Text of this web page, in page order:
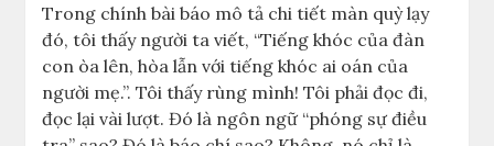
Trong chính bài báo mô tả chi tiết màn quỳ lạy
đó, tôi thấy người ta viết, “Tiếng khóc của đàn
con òa lên, hòa lẫn với tiếng khóc ai oán của
người mẹ.”. Tôi thấy rùng mình! Tôi phải đọc đi,
đọc lại vài lượt. Đó là ngôn ngữ “phóng sự điều